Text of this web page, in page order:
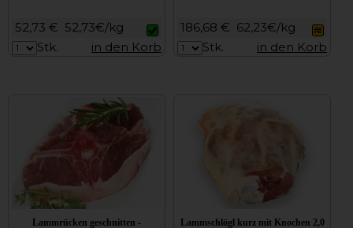
52,73 € 52,73€/kg
Stk.
in den Korb
186,68 € 62,23€/kg
Stk.
in den Korb
Lammrücken geschnitten -
Lammschlögl kurz mit Knochen 2,0